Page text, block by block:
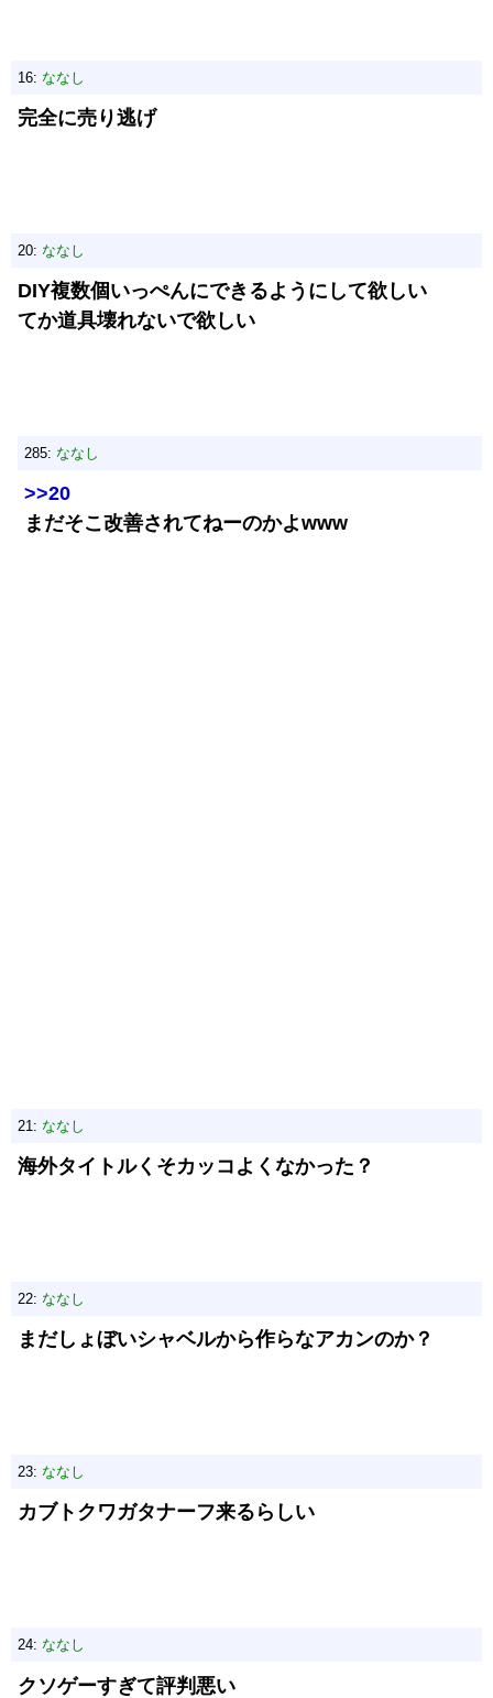
16: ななし
完全に売り逃げ
20: ななし
DIY複数個いっぺんにできるようにして欲しい
てか道具壊れないで欲しい
285: ななし
>>20
まだそこ改善されてねーのかよwww
21: ななし
海外タイトルくそカッコよくなかった？
22: ななし
まだしょぼいシャベルから作らなアカンのか？
23: ななし
カブトクワガタナーフ来るらしい
24: ななし
クソゲーすぎて評判悪い